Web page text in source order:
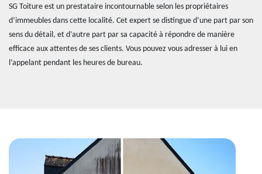
SG Toiture est un prestataire incontournable selon les propriétaires
d’immeubles dans cette localité. Cet expert se distingue d’une part par son
sens du détail, et d’autre part par sa capacité à répondre de manière
efficace aux attentes de ses clients. Vous pouvez vous adresser à lui en
l’appelant pendant les heures de bureau.